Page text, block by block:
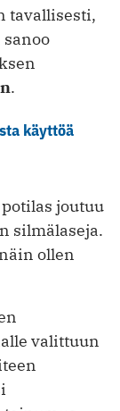
tavallisesti,
.
käyttöä
joutuu
silmälaseja.
ollen
valittuun